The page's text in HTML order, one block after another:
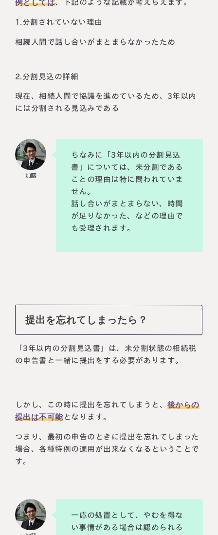
例としては、下記のような記載が考えらえます。
1.分割されていない理由
相続人間で話し合いがまとまらなかったため
2.分割見込の詳細
現在、相続人間で協議を進めているため、3年以内
には分割される見込みである
ちなみに「3年以内の分割見込
書」については、未分割である
ことの理由は特に問われていま
せん。
話し合いがまとまらない、時間
が足りなかった、などの理由で
も受理されます。
提出を忘れてしまったら？
「3年以内の分割見込書」は、未分割状態の相続税
の申告書と一緒に提出をする必要があります。
しかし、この時に提出を忘れてしまうと、後からの
提出は不可能となります。
つまり、最初の申告のときに提出を忘れてしまった
場合、各種特例の適用が出来なくなるということで
す。
一応の処置として、やむを得な
い事情がある場合は認められる